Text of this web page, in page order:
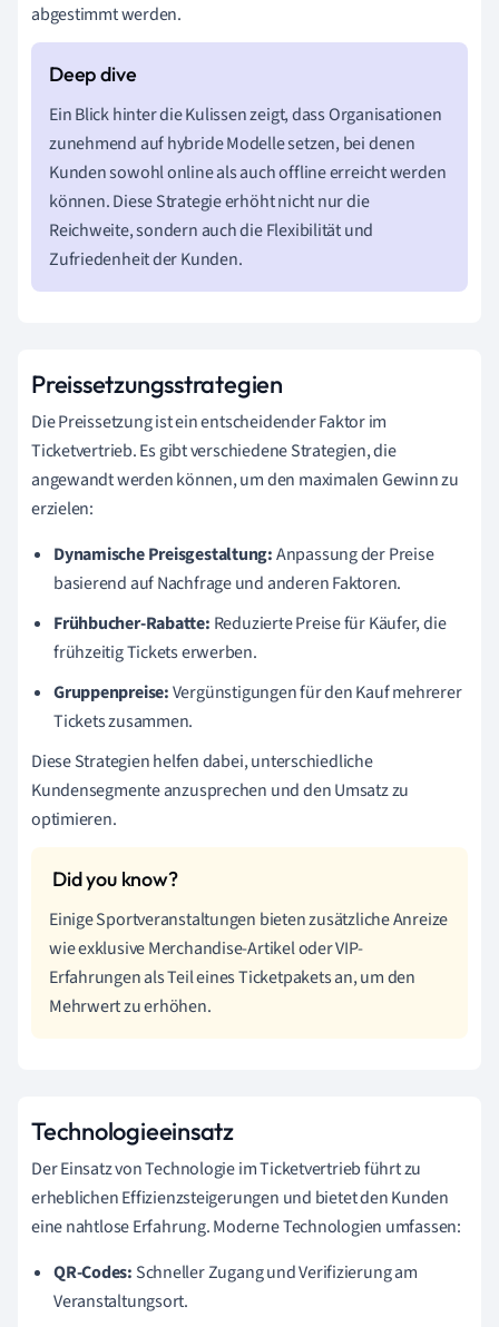
abgestimmt werden.
Ein Blick hinter die Kulissen zeigt, dass Organisationen
zunehmend auf hybride Modelle setzen, bei denen
Kunden sowohl online als auch offline erreicht werden
können. Diese Strategie erhöht nicht nur die
Reichweite, sondern auch die Flexibilität und
Zufriedenheit der Kunden.
Preissetzungsstrategien
Die Preissetzung ist ein entscheidender Faktor im
Ticketvertrieb. Es gibt verschiedene Strategien, die
angewandt werden können, um den maximalen Gewinn zu
erzielen:
Dynamische Preisgestaltung:Anpassung der Preise
basierend auf Nachfrage und anderen Faktoren.
Frühbucher-Rabatte: Reduzierte Preise für Käufer, die
frühzeitig Tickets erwerben.
Gruppenpreise:Vergünstigungen für den Kauf mehrerer
Tickets zusammen.
Diese Strategien helfen dabei, unterschiedliche
Kundensegmente anzusprechen und den Umsatz zu
optimieren.
Einige Sportveranstaltungen bieten zusätzliche Anreize
wie exklusive Merchandise-Artikel oder VIP-
Erfahrungen als Teil eines Ticketpakets an, um den
Mehrwert zu erhöhen.
Technologieeinsatz
Der Einsatz von Technologie im Ticketvertrieb führt zu
erheblichen Effizienzsteigerungen und bietet den Kunden
eine nahtlose Erfahrung. Moderne Technologien umfassen:
QR-Codes: Schneller Zugang und Verifizierung am
Veranstaltungsort.